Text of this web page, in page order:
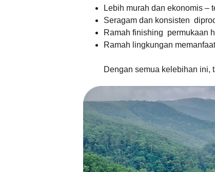
Lebih murah dan ekonomis –
Seragam dan konsisten
Ramah finishing permukaan
Ramah lingkungan
Dengan semua kelebihan ini,